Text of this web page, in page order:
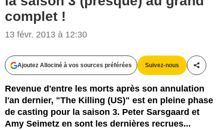
complet !
13 févr. 2013 à 12:30
Ajoutez Allociné à vos sources préférées Suivez-nous
Revenue d'entre les morts après son annulation
l'an dernier, "The Killing (US)" est en pleine phase
de casting pour la saison 3. Peter Sarsgaard et
Amy Seimetz en sont les dernières recrues...